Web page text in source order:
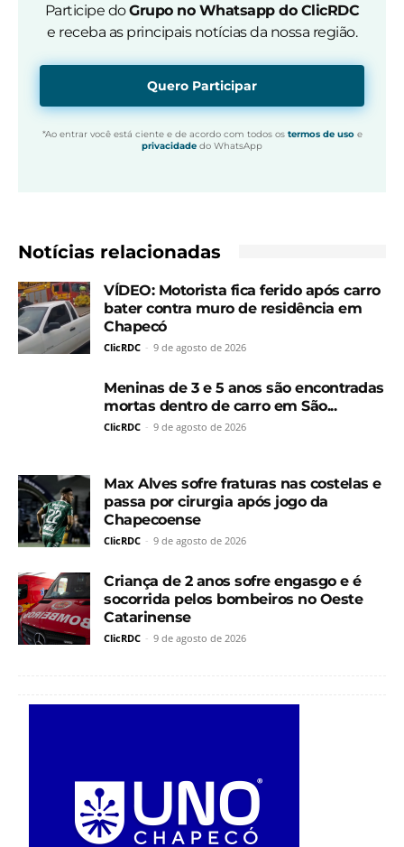
Participe doGrupo no Whatsapp do ClicRDC
e receba as principais notícias da nossa região.
Quero Participar
*Ao entrar você está ciente e de acordo com todos os termos de usoe
privacidade do WhatsApp
Notícias relacionadas
VÍDEO: Motorista fica ferido após carro
bater contra muro de residência em
Chapecó
ClicRDC - 9 de agosto de 2026
Meninas de 3 e 5 anos são encontradas
mortas dentro de carro em São...
ClicRDC - 9 de agosto de 2026
Max Alves sofre fraturas nas costelas e
passa por cirurgia após jogo da
Chapecoense
ClicRDC - 9 de agosto de 2026
Criança de 2 anos sofre engasgo e é
socorrida pelos bombeiros no Oeste
Catarinense
ClicRDC - 9 de agosto de 2026